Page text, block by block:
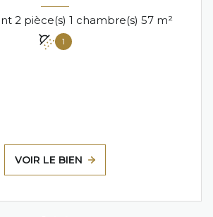
Appartement 2 pièce(s) 1 chambre(s) 57 m²
1
VOIR LE BIEN